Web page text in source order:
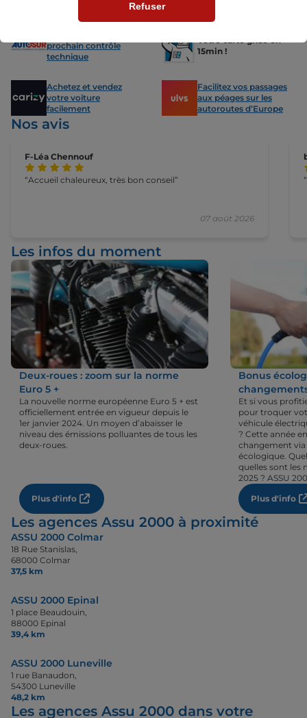
Nos avantages
prochain contrôle
technique
Votre carte grise en
15min !
Achetez et vendez
votre voiture
facilement
Facilitez vos passages
aux péages sur les
autoroutes d’Europe
Nos avis
F-Léa Chennouf
07 août 2026
Accueil chaleureux, très bon conseil
Les infos du moment
Deux-roues : zoom sur la norme
Euro 5 +
La nouvelle norme européenne Euro 5 + est
officiellement entrée en vigueur depuis le
1er janvier 2024. Un moyen d’abaisser le
niveau des émissions polluantes de tous les
deux-roues.
Plus d'info
Bonus
Et si vous
pour troquer
véhicule
? Cette année
changement
écologique.
quelles sont les
2025 ? ASSU
Plus d'info
Les agences Assu 2000 à proximité
ASSU 2000 Colmar
18 Rue Stanislas,
68000 Colmar
37,5 km
ASSU 2000 Epinal
1 place Beaudouin,
88000 Epinal
39,4 km
ASSU 2000 Luneville
1 rue Banaudon,
54300 Luneville
48,2 km
Les agences Assu 2000 dans votre
Refuser